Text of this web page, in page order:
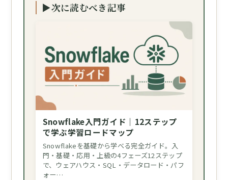
▶次に読むべき記事
Snowflake入門ガイド｜12ステップ
で学ぶ学習ロードマップ
Snowflakeを基礎から学べる完全ガイド。入
門・基礎・応用・上級の4フェーズ12ステップ
で、ウェアハウス・SQL・データロード・パフ
ォー…